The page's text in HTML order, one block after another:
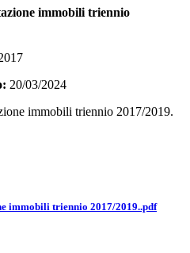
immobili triennio
20/03/2024
immobili triennio 2017/2019.
immobili triennio 2017/2019..pdf